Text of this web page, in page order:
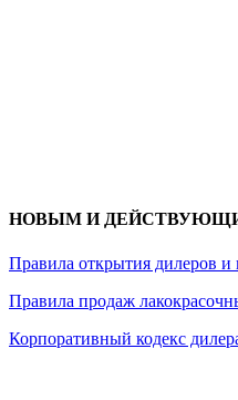
НОВЫМ И
Правила открытия дилеров и
Правила продаж
Корпоративный кодекс